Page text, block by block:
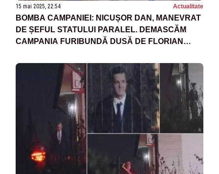
15 mai 2025, 22:54 Actualitate
BOMBA CAMPANIEI: NICUȘOR DAN, MANEVRAT
DE ȘEFUL STATULUI PARALEL. DEMASCĂM
CAMPANIA FURIBUNDĂ DUSĂ DE FLORIAN